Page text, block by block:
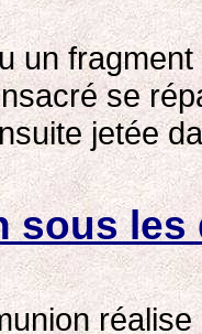
un
se
jetée
sous les